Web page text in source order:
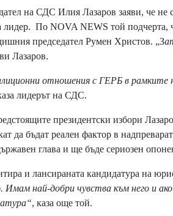
на СДС Илия Лазаров заяви, че не
лидер. По NOVA NEWS той подчерта,
председател Румен Христов. „З
Лазаров.
отношения с ГЕРБ в
лидерът на СДС.
президентски избори
да бъдат реален фактор в
глава и ще бъде сериозен
и лансираната кандидатура на
Имам най-добри чувства към него и
, каза още той.